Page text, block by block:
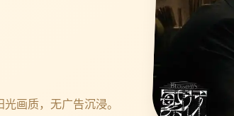
画质，无广告沉浸。